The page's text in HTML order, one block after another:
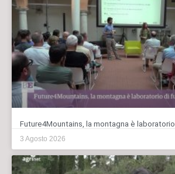
Future4Mountains, la montagna è
3 Agosto 2026